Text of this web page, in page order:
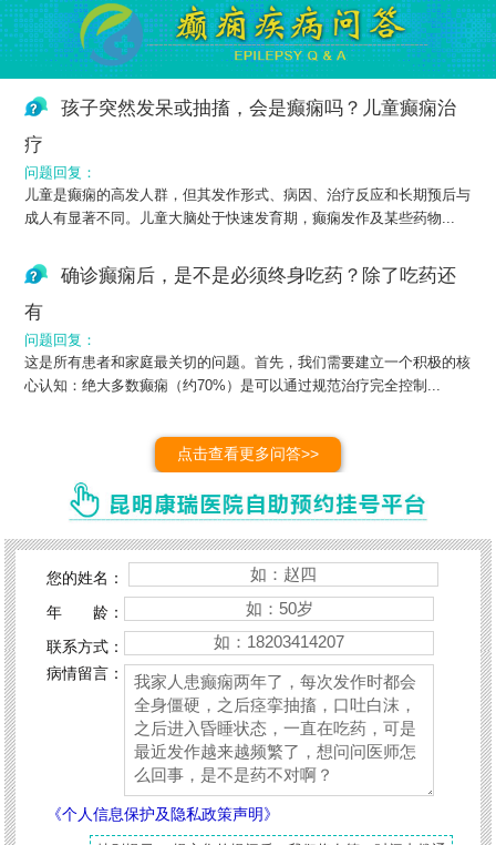
孩子突然发呆或抽搐，会是癫痫吗？儿童癫痫治
疗
问题回复：
儿童是癫痫的高发人群，但其发作形式、病因、治疗反应和长期预后与
成人有显著不同。儿童大脑处于快速发育期，癫痫发作及某些药物...
确诊癫痫后，是不是必须终身吃药？除了吃药还
有
问题回复：
这是所有患者和家庭最关切的问题。首先，我们需要建立一个积极的核
心认知：绝大多数癫痫（约70%）是可以通过规范治疗完全控制...
点击查看更多问答>>
您的姓名：
年 龄：
联系方式：
病情留言：
《个人信息保护及隐私政策声明》